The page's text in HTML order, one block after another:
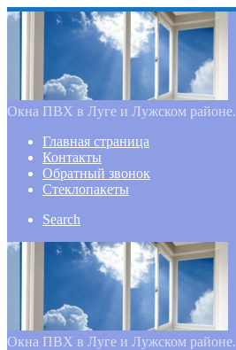
Окна ПВХ в Луге и Лужском районе.
Главная страница
Контакты
Обратный звонок
Стеклопакеты
Search
Окна ПВХ в Луге и Лужском районе.